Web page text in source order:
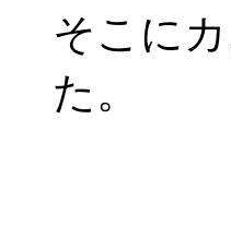
そこに
た。